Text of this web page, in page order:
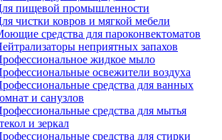
пищевой промышленности
чистки ковров и мягкой мебели
средства для пароконвектоматов
неприятных запахов
жидкое мыло
освежители воздуха
средства для ванных
и санузлов
средства для мытья
и зеркал
средства для стирки